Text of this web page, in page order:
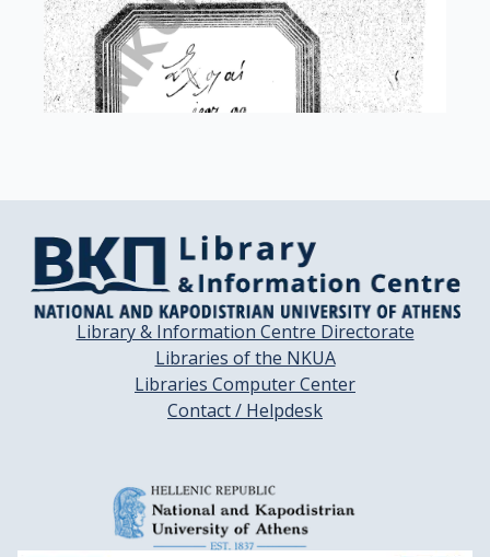
Library & Information Centre Directorate
Libraries of the NKUA
Libraries Computer Center
Contact / Helpdesk